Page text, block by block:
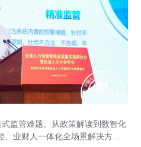
监管难题。从政策解读到数智化
、业财人一体化全场景解决方